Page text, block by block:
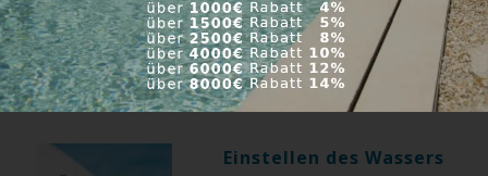
Nützliche Tipps
Einstellen des Wassers